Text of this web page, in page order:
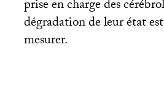
prise en charge des
dégradation de leur état
mesurer.